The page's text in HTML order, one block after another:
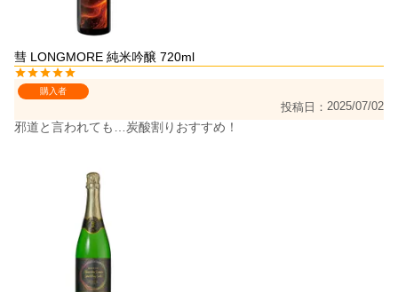
彗 LONGMORE 純米吟醸 720ml
購入者
投稿日 2025/07/02
邪道と言われても…炭酸割りおすすめ！